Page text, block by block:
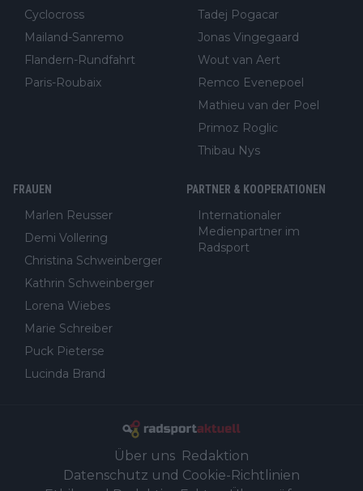
Cyclocross
Mailand-Sanremo
Flandern-Rundfahrt
Paris-Roubaix
Tadej Pogacar
Jonas Vingegaard
Wout van Aert
Remco Evenepoel
Mathieu van der Poel
Primoz Roglic
Thibau Nys
FRAUEN
Marlen Reusser
Demi Vollering
Christina Schweinberger
Kathrin Schweinberger
Lorena Wiebes
Marie Schreiber
Puck Pieterse
Lucinda Brand
PARTNER & KOOPERATIONEN
Internationaler
Medienpartner im
Radsport
Über uns Redaktion
Datenschutz und Cookie-Richtlinien